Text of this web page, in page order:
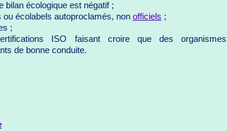
bilan écologique est négatif ;
ou écolabels autoproclamés, non officiels ;
;
ISO faisant croire que des organismes
de bonne conduite.